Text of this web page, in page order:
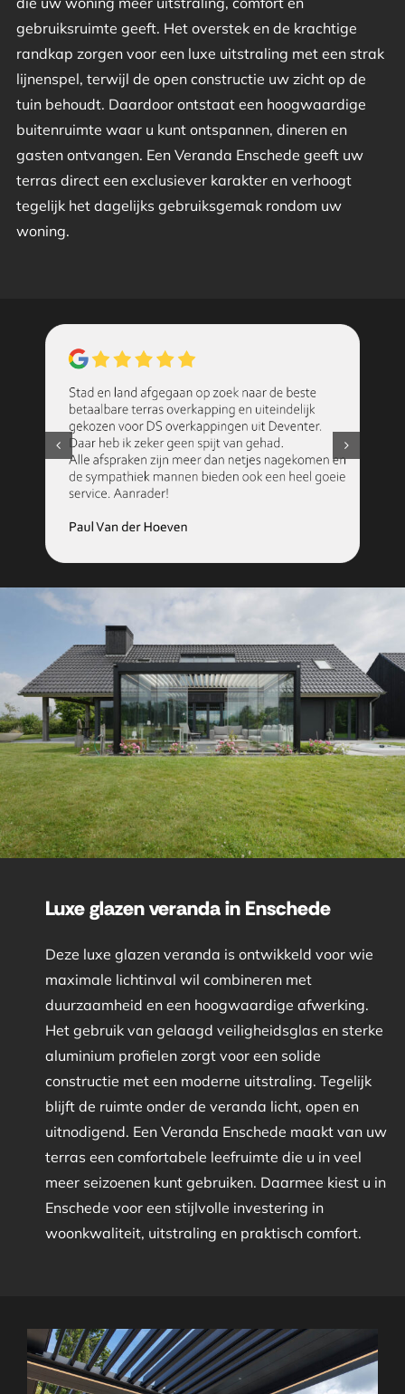
gebruiksruimte geeft. Het overstek en de krachtige
randkap zorgen voor een luxe uitstraling met een strak
lijnenspel, terwijl de open constructie uw zicht op de
tuin behoudt. Daardoor ontstaat een hoogwaardige
buitenruimte waar u kunt ontspannen, dineren en
gasten ontvangen. Een Veranda Enschede geeft uw
terras direct een exclusiever karakter en verhoogt
tegelijk het dagelijks gebruiksgemak rondom uw
woning.
Luxe glazen veranda in Enschede
Deze luxe glazen veranda is ontwikkeld voor wie
maximale lichtinval wil combineren met
duurzaamheid en een hoogwaardige afwerking.
Het gebruik van gelaagd veiligheidsglas en sterke
aluminium profielen zorgt voor een solide
constructie met een moderne uitstraling. Tegelijk
blijft de ruimte onder de veranda licht, open en
uitnodigend. Een Veranda Enschede maakt van uw
terras een comfortabele leefruimte die u in veel
meer seizoenen kunt gebruiken. Daarmee kiest u in
Enschede voor een stijlvolle investering in
woonkwaliteit, uitstraling en praktisch comfort.